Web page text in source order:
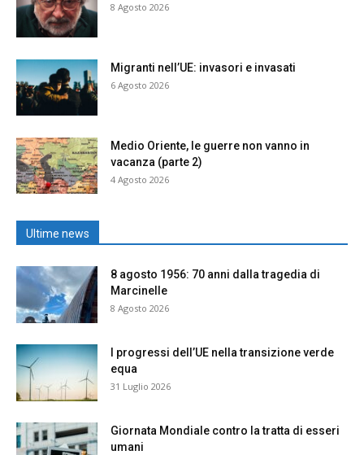
8 Agosto 2026
Migranti nell’UE: invasori e invasati
6 Agosto 2026
Medio Oriente, le guerre non vanno in
vacanza (parte 2)
4 Agosto 2026
Ultime news
8 agosto 1956: 70 anni dalla tragedia di
Marcinelle
8 Agosto 2026
I progressi dell’UE nella transizione verde
equa
31 Luglio 2026
Giornata Mondiale contro la tratta di esseri
umani